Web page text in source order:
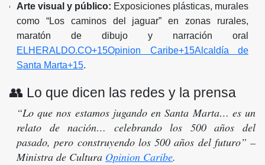
Arte visual y público: Exposiciones plásticas, murales
como “Los caminos del jaguar” en zonas rurales,
maratón de dibujo y narración oral
ELHERALDO.CO+15Opinion Caribe+15Alcaldía de
Santa Marta+15.
👥 Lo que dicen las redes y la prensa
“Lo que nos estamos jugando en Santa Marta… es un
relato de nación… celebrando los 500 años del
pasado, pero construyendo los 500 años del futuro” –
Ministra de Cultura Opinion Caribe.